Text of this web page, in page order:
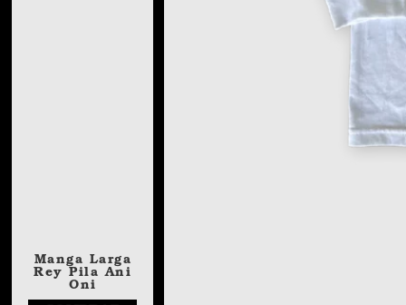
Manga Larga
Rey Pila Ani
Oni